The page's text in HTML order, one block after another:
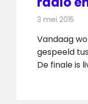
3 mei 2015
Vandaag
gespeeld
De finale is